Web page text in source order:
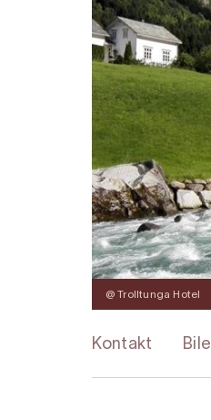
@ Trolltunga Hotel
Kontakt